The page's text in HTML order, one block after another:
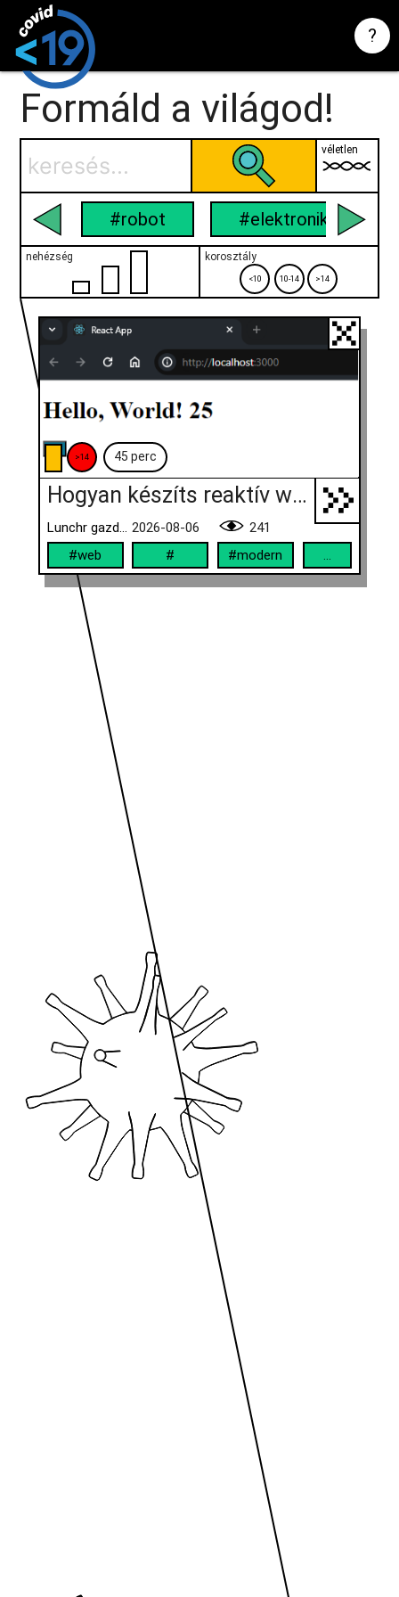
?
Formáld a világod!
véletlen
#robot #elektronika
nehézség korosztály
<10 10-14 >14
>14 45 perc
Hogyan készíts reaktív web appot?
Lunchr gazdák (Gyóni Márk és Reicher Martin) 2026-08-06
241
#web
# #modern ...